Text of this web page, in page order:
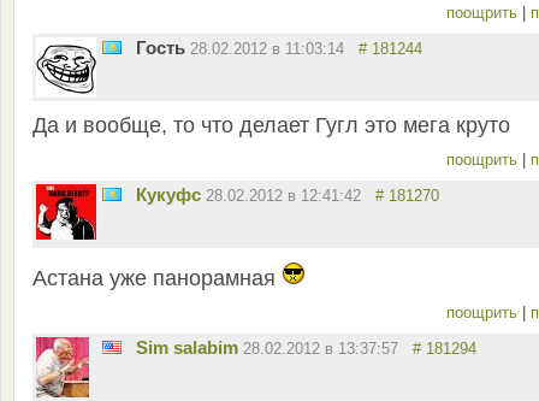
поощрить
Гость 28.02.2012 в 11:03:14 # 181244
Да и вообще, то что делает Гугл это мега круто
поощрить
Кукуфс 28.02.2012 в 12:41:42 # 181270
Астана уже панорамная
поощрить
Sim salabim 28.02.2012 в 13:37:57 # 181294